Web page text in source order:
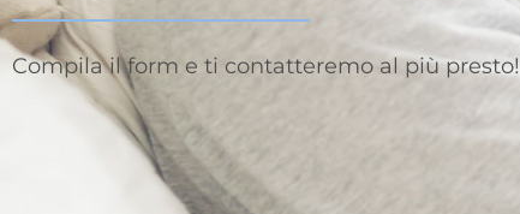
Compila il form e ti contatteremo al più presto!